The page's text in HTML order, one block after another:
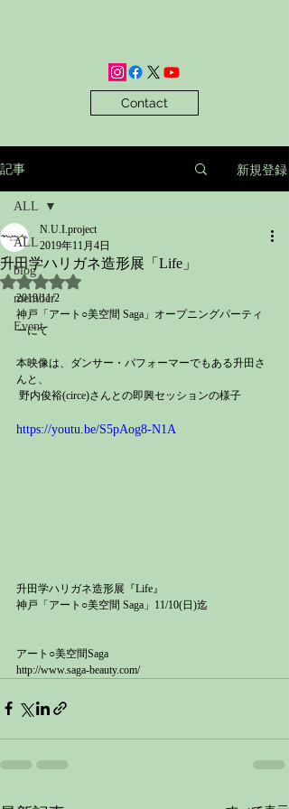
Contact
記事 新規登録
ALL
blog
member
Event
ALL
升田学ハリガネ造形展「Life」
N.U.I.project
2019年11月4日
5つ星のうちNaNと評価されています。
2019/11/2
神戸「アート○美空間 Saga」オープニングパーティ
ーにて
本映像は、ダンサー・パフォーマーでもある升田さ
んと、
野内俊裕(circe)さんとの即興セッションの様子
https://youtu.be/S5pAog8-N1A
升田学ハリガネ造形展『Life』
神戸「アート○美空間 Saga」11/10(日)迄
アート○美空間Saga
http://www.saga-beauty.com/